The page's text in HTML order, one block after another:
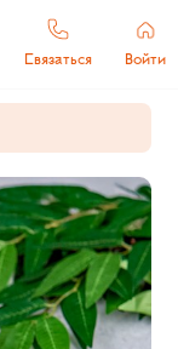
Связаться Войти